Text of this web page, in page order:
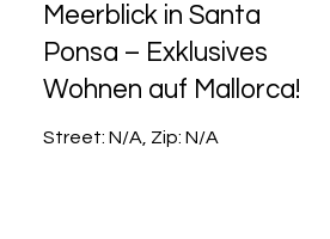
Meerblick in Santa
Ponsa – Exklusives
Wohnen auf Mallorca!
Street: N/A, Zip: N/A